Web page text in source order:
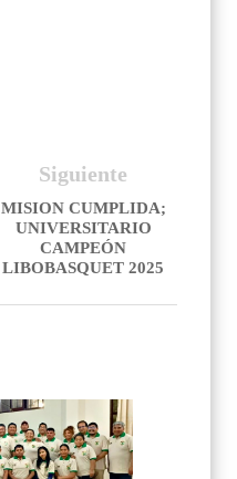
Siguiente
MISION CUMPLIDA;
UNIVERSITARIO
CAMPEÓN
LIBOBASQUET 2025